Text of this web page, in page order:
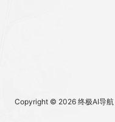
Copyright © 2026 终极AI导航